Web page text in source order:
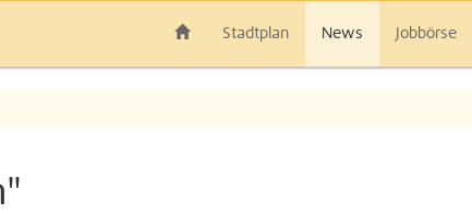
Stadtplan News Jobbörse